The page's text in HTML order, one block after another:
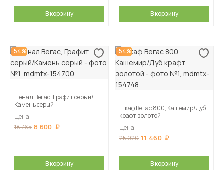
В корзину В корзину
-54%
Пенал Вегас, Графит серый/
Камень серый
Цена
18 765 8 600
В корзину
-54%
Шкаф Вегас 800, Кашемир/Дуб
крафт золотой
Цена
25 020 11 460
В корзину